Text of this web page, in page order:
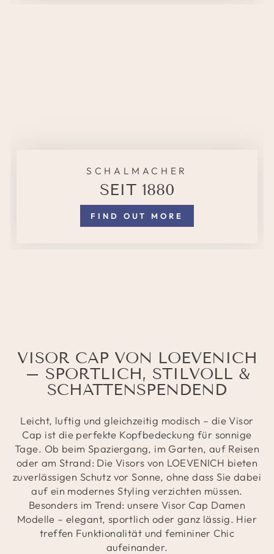
SCHALMACHER
SEIT 1880
FIND OUT MORE
VISOR CAP VON LOEVENICH
– SPORTLICH, STILVOLL &
SCHATTENSPENDEND
Leicht, luftig und gleichzeitig modisch – die Visor
Cap ist die perfekte Kopfbedeckung für sonnige
Tage. Ob beim Spaziergang, im Garten, auf Reisen
oder am Strand: Die Visors von LOEVENICH bieten
zuverlässigen Schutz vor Sonne, ohne dass Sie dabei
auf ein modernes Styling verzichten müssen.
Besonders im Trend: unsere Visor Cap Damen
Modelle – elegant, sportlich oder ganz lässig. Hier
treffen Funktionalität und femininer Chic
aufeinander.